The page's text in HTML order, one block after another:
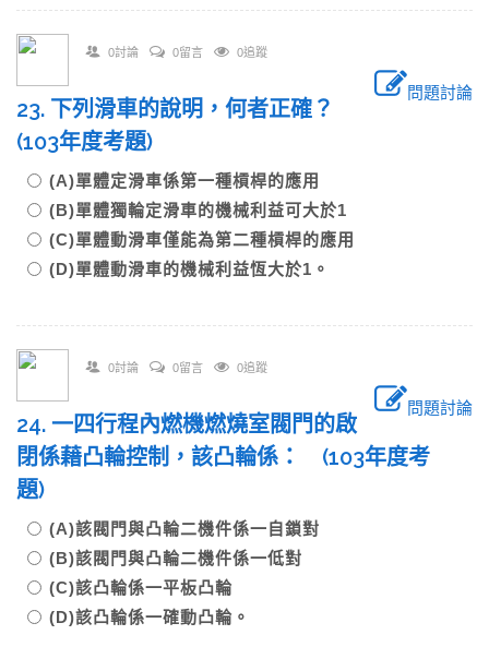
0討論 0留言 0追蹤
問題討論
23. 下列滑車的說明，何者正確？
(103年度考題)
(A)單體定滑車係第一種槓桿的應用
(B)單體獨輪定滑車的機械利益可大於1
(C)單體動滑車僅能為第二種槓桿的應用
(D)單體動滑車的機械利益恆大於1。
0討論 0留言 0追蹤
問題討論
24. 一四行程內燃機燃燒室閥門的啟
閉係藉凸輪控制，該凸輪係： (103年度考
題)
(A)該閥門與凸輪二機件係一自鎖對
(B)該閥門與凸輪二機件係一低對
(C)該凸輪係一平板凸輪
(D)該凸輪係一確動凸輪。